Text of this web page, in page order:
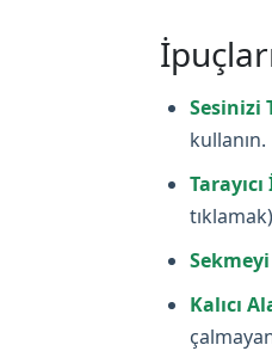
Sesinizi
kullanın.
Kalıcı